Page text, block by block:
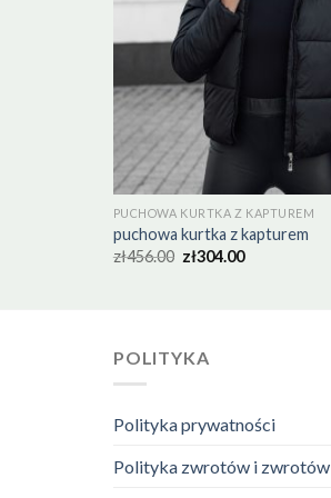
PUCHOWA KURTKA Z KAPTUREM
puchowa kurtka z kapturem
zł456.00 zł304.00
POLITYKA
Polityka prywatności
Polityka zwrotów i zwrotów